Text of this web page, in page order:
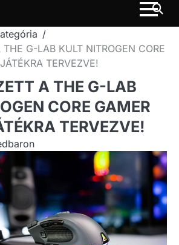
THE G-LAB KULT NITROGEN CORE
TERVEZVE!
A THE G-LAB
CORE GAMER
TERVEZVE!